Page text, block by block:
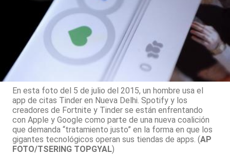
En esta foto del 5 de julio del 2015, un hombre usa el
app de citas Tinder en Nueva Delhi. Spotify y los
creadores de Fortnite y Tinder se están enfrentando
con Apple y Google como parte de una nueva coalición
que demanda “tratamiento justo” en la forma en que los
gigantes tecnológicos operan sus tiendas de apps. (AP
FOTO/TSERING TOPGYAL)